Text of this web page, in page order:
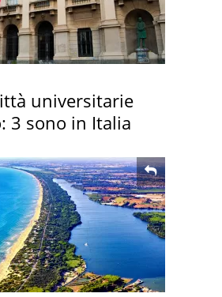
universitarie
3 sono in Italia